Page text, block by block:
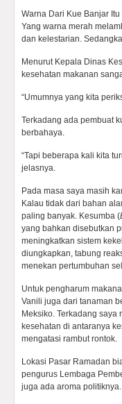
Warna Dari Kue Banjar
Yang warna merah
dan kelestarian.
Menurut Kepala Dinas
kesehatan makanan
“Umumnya yang kita
Terkadang ada pembuat
berbahaya.
“Tapi beberapa kali kita
jelasnya.
Pada masa saya masih
Kalau tidak dari bahan
paling banyak. Kesumba (
yang bahkan disebutkan
meningkatkan sistem
diungkapkan, tabung
menekan pertumbuhan
Untuk pengharum
Vanili juga dari tanaman
Meksiko. Terkadang
kesehatan di antaranya
mengatasi rambut rontok.
Lokasi Pasar Ramadan
pengurus Lembaga
juga ada aroma